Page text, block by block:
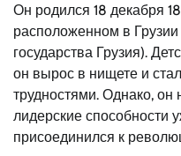
Он родился 18 декабря
расположенном в Грузии
государства Грузия).
он вырос в нищете и
трудностями. Однако, он
лидерские способности
присоединился к